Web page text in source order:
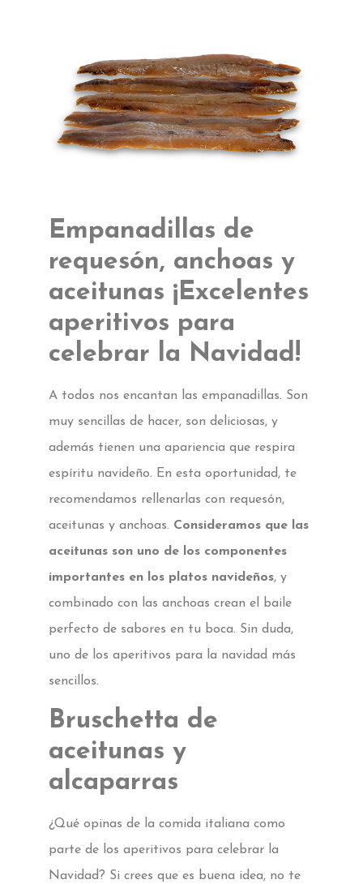
Empanadillas de
requesón, anchoas y
aceitunas ¡Excelentes
aperitivos para
celebrar la Navidad!
A todos nos encantan las empanadillas. Son
muy sencillas de hacer, son deliciosas, y
además tienen una apariencia que respira
espíritu navideño. En esta oportunidad, te
recomendamos rellenarlas con requesón,
aceitunas y anchoas. Consideramos que las
aceitunas son uno de los componentes
importantes en los platos navideños, y
combinado con las anchoas crean el baile
perfecto de sabores en tu boca. Sin duda,
uno de los aperitivos para la navidad más
sencillos.
Bruschetta de
aceitunas y
alcaparras
¿Qué opinas de la comida italiana como
parte de los aperitivos para celebrar la
Navidad? Si crees que es buena idea, no te